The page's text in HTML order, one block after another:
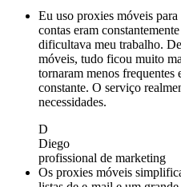
Eu uso proxies móveis
contas eram
dificultava meu trabalho.
móveis, tudo ficou muito
tornaram menos frequentes
constante. O serviço
necessidades.
D
Diego
profissional de marketing
Os proxies móveis